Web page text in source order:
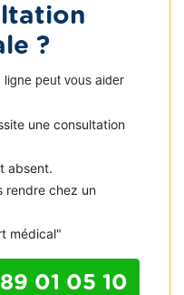
?
ligne peut vous aider
une consultation
absent.
rendre chez un
médical"
01 05 10